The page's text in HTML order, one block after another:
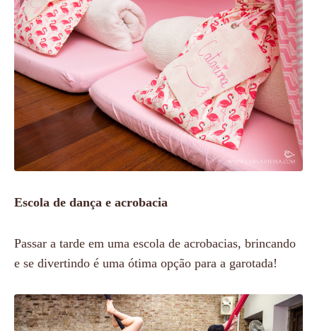
Escola de dança e acrobacia
Passar a tarde em uma escola de acrobacias, brincando
e se divertindo é uma ótima opção para a garotada!